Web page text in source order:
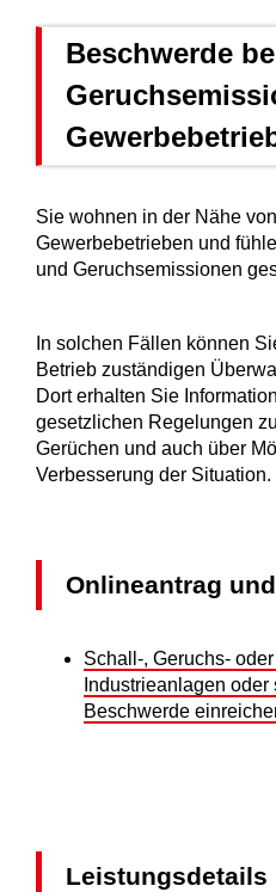
Beschwerde
Sie wohnen in der Nähe
Gewerbebetrieben und
und Geruchsemissionen
In solchen Fällen können
Betrieb zuständigen
Dort erhalten Sie
gesetzlichen Regelungen
Gerüchen und auch über
Verbesserung der Situation.
Onlineantrag
Schall-, Geruchs-
Industrieanlagen
Beschwerde
Leistungsdetails